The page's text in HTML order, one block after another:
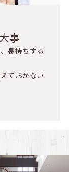
事
長持ちする
ておかない